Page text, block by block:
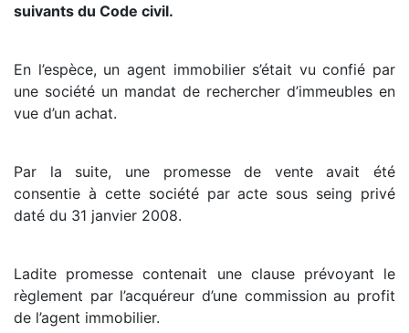
suivants du Code civil.
En l’espèce, un agent immobilier s’était vu confié par
une société un mandat de rechercher d’immeubles en
vue d’un achat.
Par la suite, une promesse de vente avait été
consentie à cette société par acte sous seing privé
daté du 31 janvier 2008.
Ladite promesse contenait une clause prévoyant le
règlement par l’acquéreur d’une commission au profit
de l’agent immobilier.